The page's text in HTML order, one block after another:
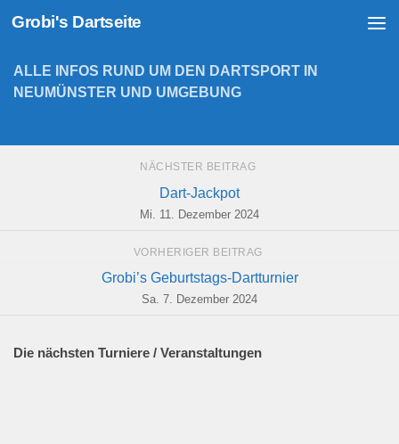
Zum Inhalt springen
Grobi's Dartseite
ALLE INFOS RUND UM DEN DARTSPORT IN
NEUMÜNSTER UND UMGEBUNG
NÄCHSTER BEITRAG
Dart-Jackpot
Mi. 11. Dezember 2024
VORHERIGER BEITRAG
Grobi’s Geburtstags-Dartturnier
Sa. 7. Dezember 2024
Die nächsten Turniere / Veranstaltungen